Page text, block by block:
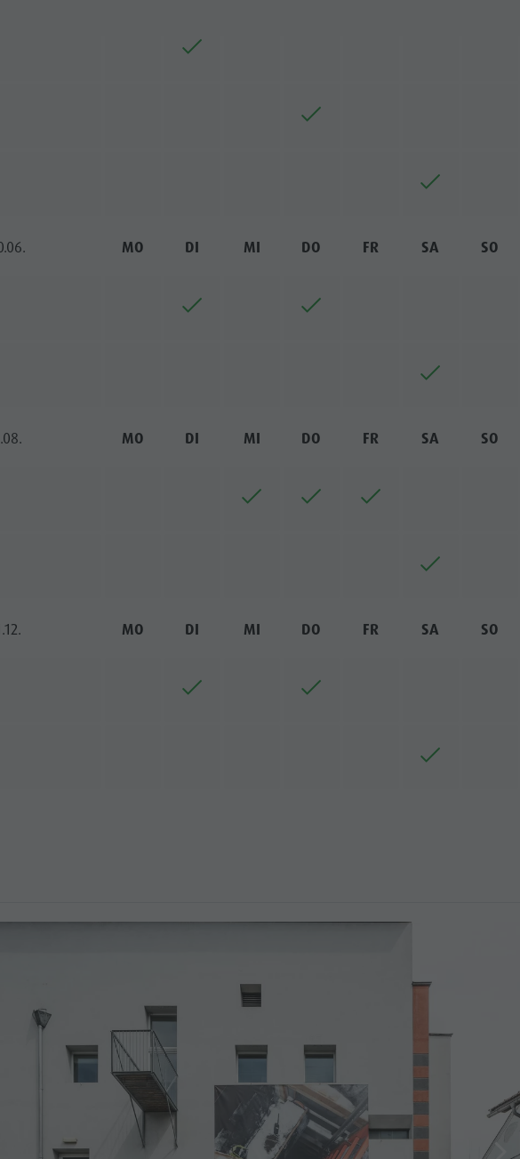
MO DI MI DO FR SA SO
MO DI MI DO FR SA SO
MO DI MI DO FR SA SO